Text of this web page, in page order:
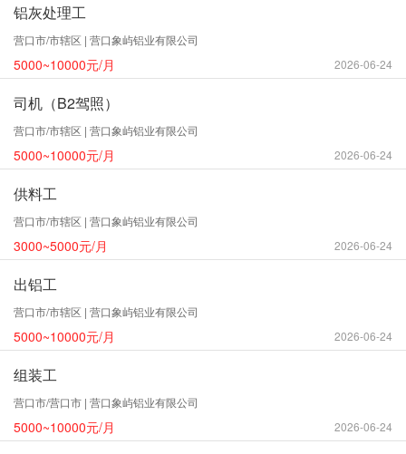
铝灰处理工
营口市/市辖区 | 营口象屿铝业有限公司
5000~10000元/月 2026-06-24
司机（B2驾照）
营口市/市辖区 | 营口象屿铝业有限公司
5000~10000元/月 2026-06-24
供料工
营口市/市辖区 | 营口象屿铝业有限公司
3000~5000元/月 2026-06-24
出铝工
营口市/市辖区 | 营口象屿铝业有限公司
5000~10000元/月 2026-06-24
组装工
营口市/营口市 | 营口象屿铝业有限公司
5000~10000元/月 2026-06-24